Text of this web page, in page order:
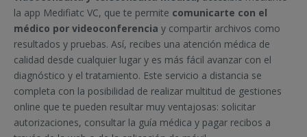
la app Medifiatc VC, que te permite comunicarte con el
médico por videoconferencia y compartir archivos como
resultados y pruebas. Así, recibes una atención médica de
calidad desde cualquier lugar y es más fácil avanzar con el
diagnóstico y el tratamiento. Este servicio a distancia se
completa con la posibilidad de realizar multitud de gestiones
online que te pueden resultar muy ventajosas: solicitar
autorizaciones, consultar la guía médica y pagar recibos a